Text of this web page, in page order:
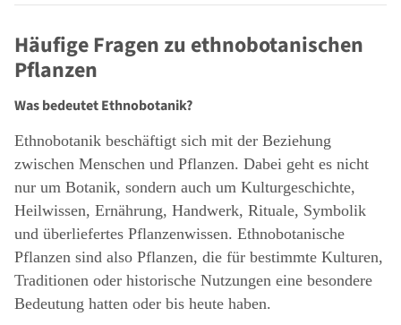
Häufige Fragen zu ethnobotanischen
Pflanzen
Was bedeutet Ethnobotanik?
Ethnobotanik beschäftigt sich mit der Beziehung
zwischen Menschen und Pflanzen. Dabei geht es nicht
nur um Botanik, sondern auch um Kulturgeschichte,
Heilwissen, Ernährung, Handwerk, Rituale, Symbolik
und überliefertes Pflanzenwissen. Ethnobotanische
Pflanzen sind also Pflanzen, die für bestimmte Kulturen,
Traditionen oder historische Nutzungen eine besondere
Bedeutung hatten oder bis heute haben.